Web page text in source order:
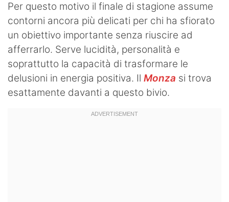
Per questo motivo il finale di stagione assume
contorni ancora più delicati per chi ha sfiorato
un obiettivo importante senza riuscire ad
afferrarlo. Serve lucidità, personalità e
soprattutto la capacità di trasformare le
delusioni in energia positiva. Il Monza si trova
esattamente davanti a questo bivio.